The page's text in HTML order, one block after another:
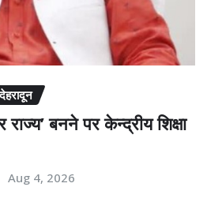
देहरादून
राज्य’ बनने पर केन्द्रीय शिक्षा
Aug 4, 2026